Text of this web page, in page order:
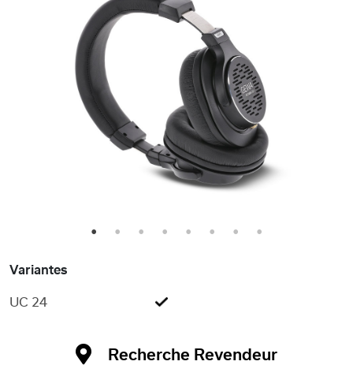
1 2 3 4 5 6 7 8
Variantes
UC 24
Recherche Revendeur